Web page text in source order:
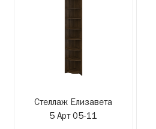
Стеллаж Елизавета
5 Арт 05-11